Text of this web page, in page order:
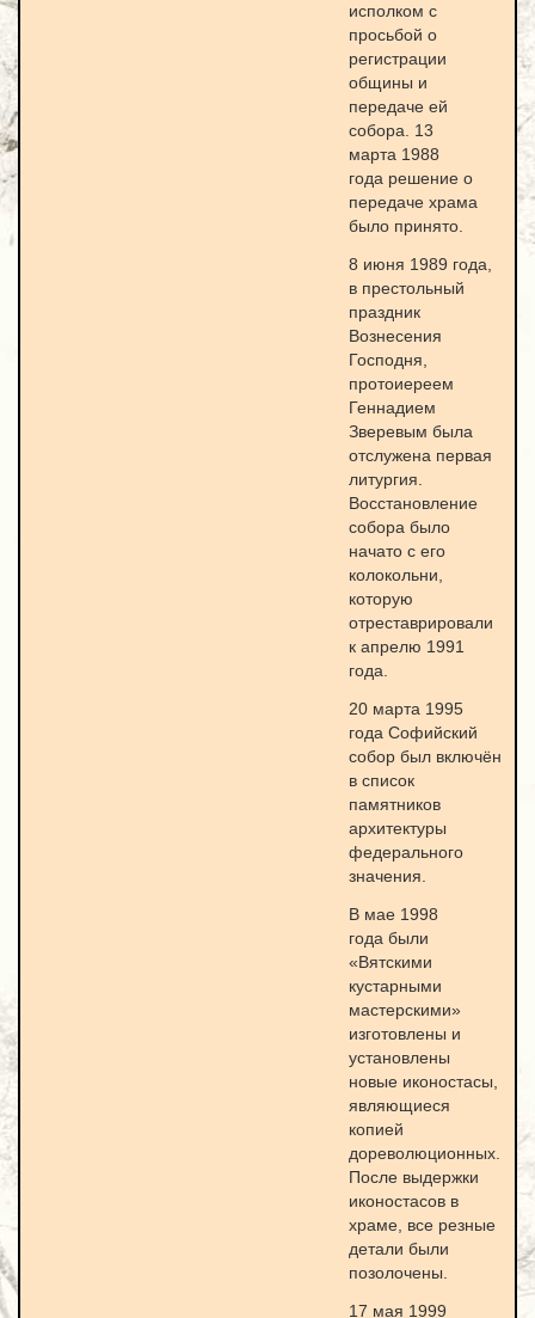
исполком с
просьбой о
регистрации
общины и
передаче ей
собора. 13
марта 1988
года решение о
передаче храма
было принято.
8 июня 1989 года,
в престольный
праздник
Вознесения
Господня,
протоиереем
Геннадием
Зверевым была
отслужена первая
литургия.
Восстановление
собора было
начато с его
колокольни,
которую
отреставрировали
к апрелю 1991
года.
20 марта 1995
года Софийский
собор был включён
в список
памятников
архитектуры
федерального
значения.
В мае 1998
года были
«Вятскими
кустарными
мастерскими»
изготовлены и
установлены
новые иконостасы,
являющиеся
копией
дореволюционных.
После выдержки
иконостасов в
храме, все резные
детали были
позолочены.
17 мая 1999